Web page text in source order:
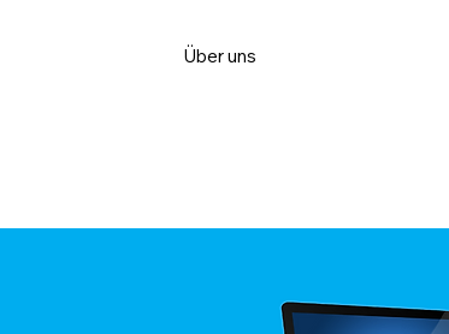
Über uns